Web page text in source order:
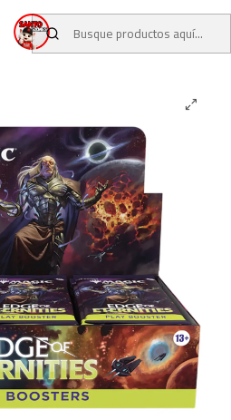
TCG MAGIC: THE GATHERING
Edge of Eternities Inglés